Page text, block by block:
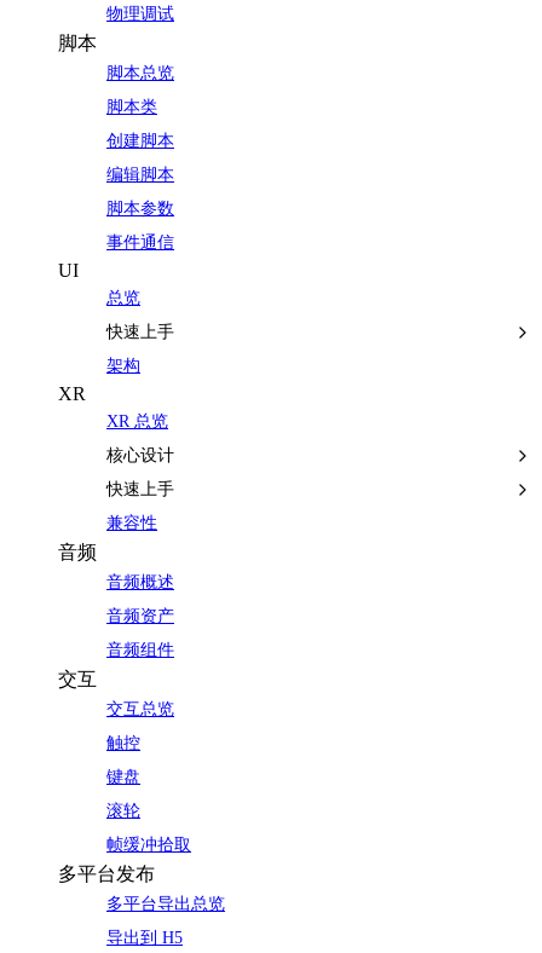
物理调试
脚本
脚本总览
脚本类
创建脚本
编辑脚本
脚本参数
事件通信
UI
总览
快速上手
架构
XR
XR 总览
核心设计
快速上手
兼容性
音频
音频概述
音频资产
音频组件
交互
交互总览
触控
键盘
滚轮
帧缓冲拾取
多平台发布
多平台导出总览
导出到 H5